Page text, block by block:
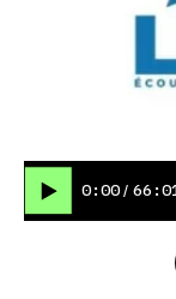
0:00 /